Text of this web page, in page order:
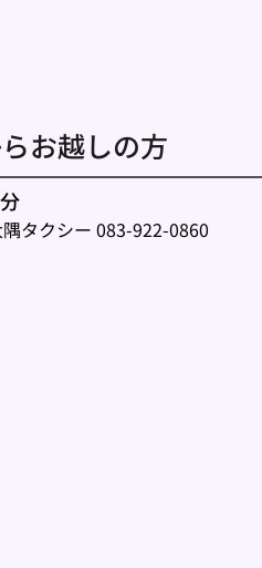
お越しの方
タクシー 083-922-0860